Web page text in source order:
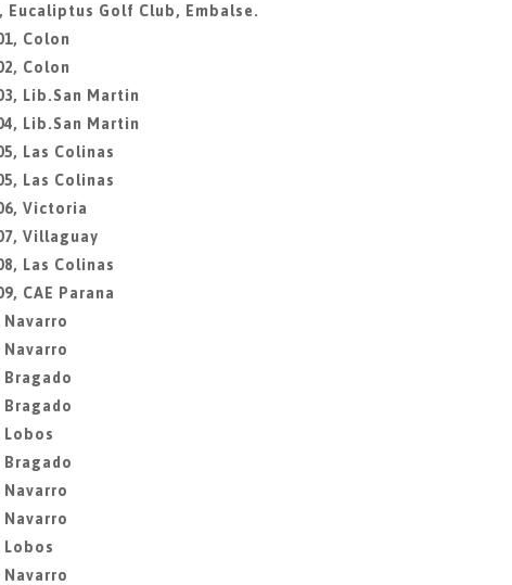
Eucaliptus Golf Club, Embalse.
Colon
Colon
Lib.San Martin
Lib.San Martin
Las Colinas
Las Colinas
Victoria
Villaguay
Las Colinas
CAE Parana
Navarro
Navarro
Bragado
Bragado
Lobos
Bragado
Navarro
Navarro
Lobos
Navarro